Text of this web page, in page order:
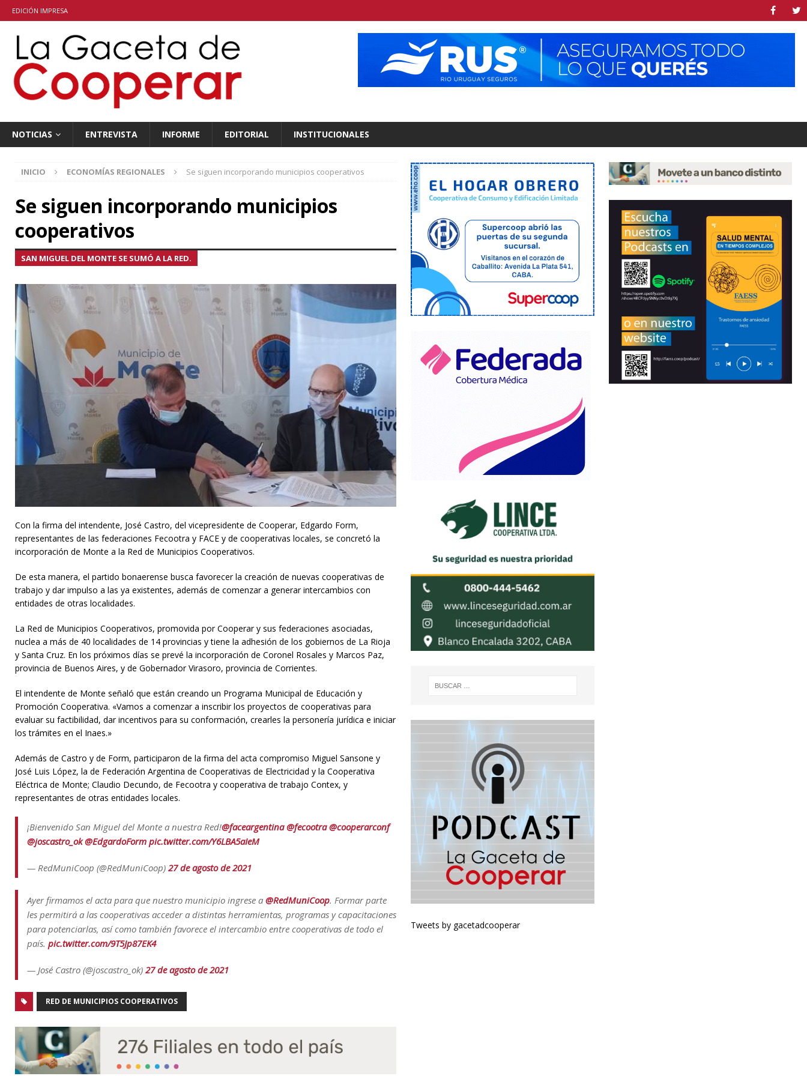
EDICIÓN IMPRESA
NOTICIAS ENTREVISTA INFORME EDITORIAL INSTITUCIONALES
INICIO ECONOMÍAS REGIONALES Se siguen incorporando municipios cooperativos
Se siguen incorporando municipios
cooperativos
SAN MIGUEL DEL MONTE SE SUMÓ A LA RED.
Con la firma del intendente, José Castro, del vicepresidente de Cooperar, Edgardo Form,
representantes de las federaciones Fecootra y FACE y de cooperativas locales, se concretó la
incorporación de Monte a la Red de Municipios Cooperativos.
De esta manera, el partido bonaerense busca favorecer la creación de nuevas cooperativas de
trabajo y dar impulso a las ya existentes, además de comenzar a generar intercambios con
entidades de otras localidades.
La Red de Municipios Cooperativos, promovida por Cooperar y sus federaciones asociadas,
nuclea a más de 40 localidades de 14 provincias y tiene la adhesión de los gobiernos de La Rioja
y Santa Cruz. En los próximos días se prevé la incorporación de Coronel Rosales y Marcos Paz,
provincia de Buenos Aires, y de Gobernador Virasoro, provincia de Corrientes.
El intendente de Monte señaló que están creando un Programa Municipal de Educación y
Promoción Cooperativa. «Vamos a comenzar a inscribir los proyectos de cooperativas para
evaluar su factibilidad, dar incentivos para su conformación, crearles la personería jurídica e iniciar
los trámites en el Inaes.»
Además de Castro y de Form, participaron de la firma del acta compromiso Miguel Sansone y
José Luis López, la de Federación Argentina de Cooperativas de Electricidad y la Cooperativa
Eléctrica de Monte; Claudio Decundo, de Fecootra y cooperativa de trabajo Contex, y
representantes de otras entidades locales.
¡Bienvenido San Miguel del Monte a nuestra Red!@faceargentina @fecootra @cooperarconf
@joscastro_ok @EdgardoForm pic.twitter.com/Y6LBA5aIeM
— RedMuniCoop (@RedMuniCoop) 27 de agosto de 2021
Ayer firmamos el acta para que nuestro municipio ingrese a @RedMuniCoop. Formar parte
les permitirá a las cooperativas acceder a distintas herramientas, programas y capacitaciones
para potenciarlas, así como también favorece el intercambio entre cooperativas de todo el
país. pic.twitter.com/9T5Jp87EK4
— José Castro (@joscastro_ok) 27 de agosto de 2021
RED DE MUNICIPIOS COOPERATIVOS
Tweets by gacetadcooperar